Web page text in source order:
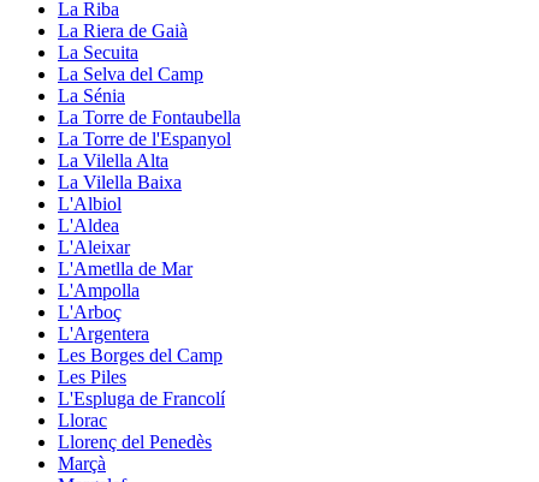
La Riba
La Riera de Gaià
La Secuita
La Selva del Camp
La Sénia
La Torre de Fontaubella
La Torre de l'Espanyol
La Vilella Alta
La Vilella Baixa
L'Albiol
L'Aldea
L'Aleixar
L'Ametlla de Mar
L'Ampolla
L'Arboç
L'Argentera
Les Borges del Camp
Les Piles
L'Espluga de Francolí
Llorac
Llorenç del Penedès
Marçà